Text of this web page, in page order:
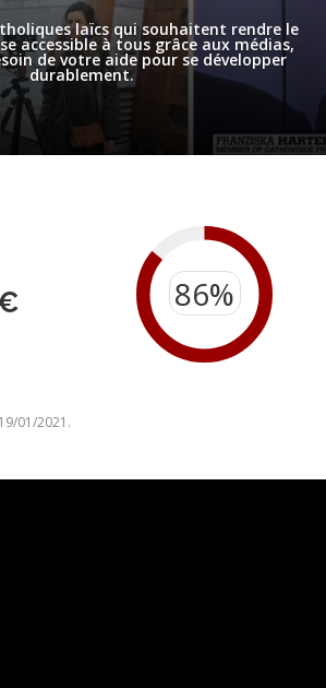
laïcs qui souhaitent rendre le
accessible à tous grâce aux médias,
de votre aide pour se développer
durablement.
01/2021.